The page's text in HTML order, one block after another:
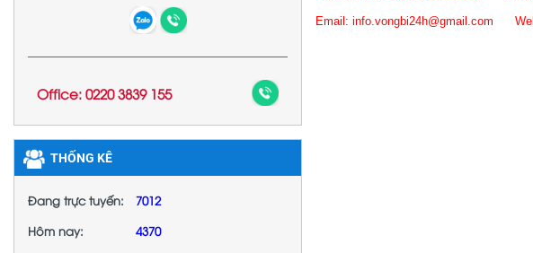
Office: 0220 3839 155
THỐNG KÊ
Đang trực tuyến:
7012
Hôm nay:
4370
Email: info.vongbi24h@gmail.com